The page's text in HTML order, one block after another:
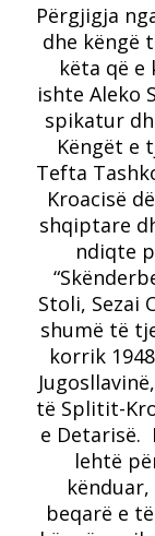
Përgjigja
dhe këngë
këta që
ishte Aleko
spikatur
Këngët e
Tefta
Kroacisë
shqiptare
ndiqte
Stoli, Sezai
shumë të
korrik
të Splitit-
e Detarisë.
lehtë
beqarë e